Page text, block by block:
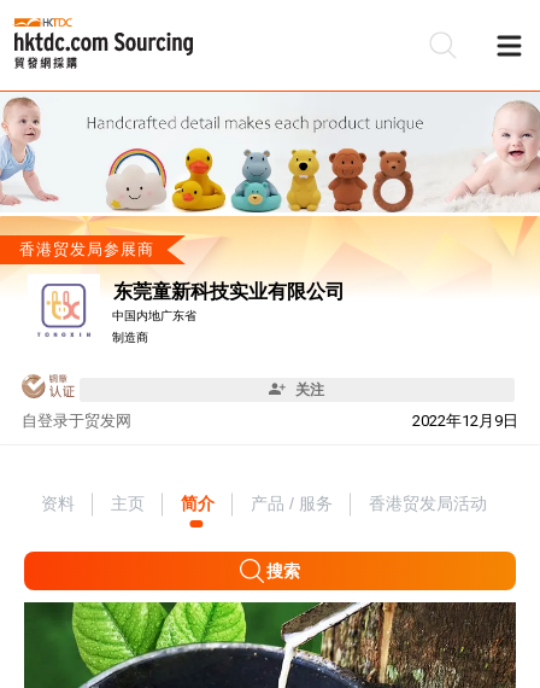
香港贸发局参展商
东莞童新科技实业有限公司
中国内地广东省
制造商
关注
自 2022年12月9日
登录于贸发网
资料 主页 简介 产品 / 服务 香港贸发局活动
搜索